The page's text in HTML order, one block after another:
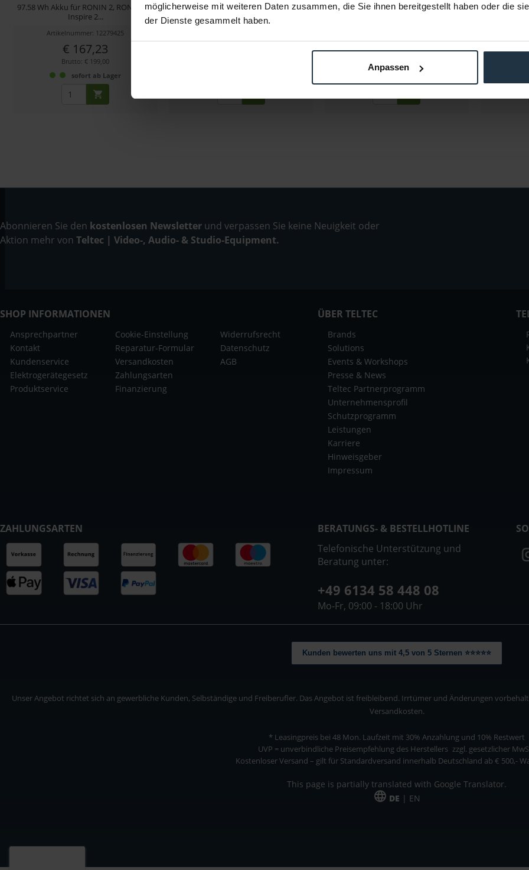
möglicherweise mit weiteren Daten zusammen, die Sie ihnen bereitgestellt haben oder die
der Dienste gesammelt haben.
Anpassen
97.58 Wh Akku für RONIN 2, RONIN 4D,
Inspire 2...
Artikelnummer: 12279425
€ 167,23
Brutto: € 199,00
sofort ab Lager
Ladehub f. Intelligent Flight Batteries,
Inspire 2
65 W Akku Lade-Hub mit drei
-41% € 39,00
Abonnieren Sie den kostenlosen Newsletter und verpassen Sie keine Neuigkeit oder
Aktion mehr von Teltec | Video-, Audio- & Studio-Equipment.
SHOP INFORMATIONEN
Ansprechpartner
Kontakt
Kundenservice
Elektrogerätegesetz
Produktservice
Cookie-Einstellung
Reparatur-Formular
Versandkosten
Zahlungsarten
Finanzierung
Widerrufsrecht
Datenschutz
AGB
ÜBER TELTEC
Brands
Solutions
Events & Workshops
Presse & News
Teltec Partnerprogramm
Unternehmensprofil
Schutzprogramm
Leistungen
Karriere
Hinweisgeber
Impressum
ZAHLUNGSARTEN
BERATUNGS- & BESTELLHOTLINE
Telefonische Unterstützung und
Beratung unter:
+49 6134 58 448 08
Mo-Fr, 09:00 - 18:00 Uhr
Kunden bewerten uns mit 4,5 von 5 Sternen ⭐⭐⭐⭐⭐
Unser Angebot richtet sich an gewerbliche Kunden, Selbständige und Freiberufler. Das Angebot ist freibleibend. Irrtümer und Änderungen
Versandkosten.
* Leasingpreis bei 48 Mon. Laufzeit mit 30% Anzahlung und 10% Restwert
UVP = unverbindliche Preisempfehlung des Herstellers zzgl. gesetzlicher
Kostenloser Versand – gilt für Standardversand innerhalb Deutschland ab € 500,-
This page is partially translated with Google Translator.
DE | EN